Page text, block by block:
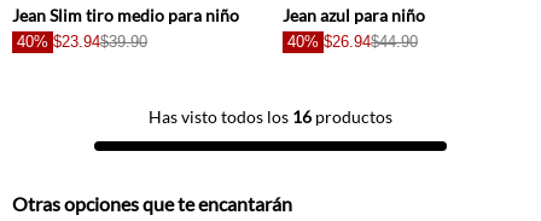
Jean Slim tiro medio para niño
40% $23.94$39.90
Jean azul para niño
40% $26.94$44.90
Has visto todos los 16 productos
Otras opciones que te encantarán